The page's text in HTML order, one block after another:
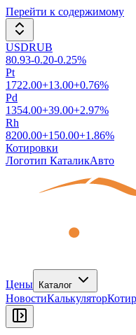
Перейти к содержимому
USDRUB
80.93-0.20-0.25%
Pt
1722.00+13.00+0.76%
Pd
1354.00+39.00+2.97%
Rh
8200.00+150.00+1.86%
Котировки
Логотип КаталикАвто
Цены Каталог
НовостиКалькулятор